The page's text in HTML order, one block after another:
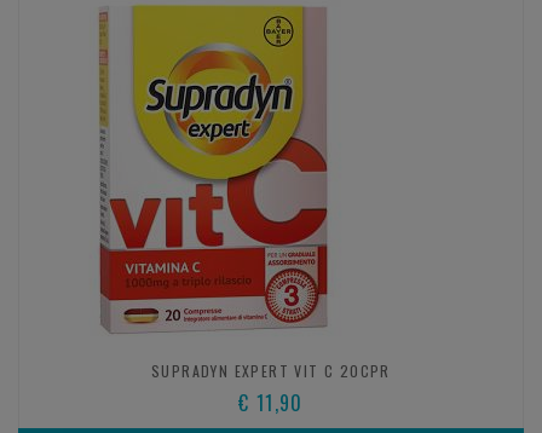
SUPRADYN EXPERT VIT C 20CPR
€ 11,90